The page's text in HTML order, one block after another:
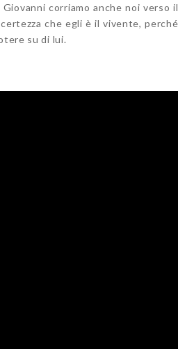
corriamo anche noi verso il
che egli è il vivente, perché
su di lui.